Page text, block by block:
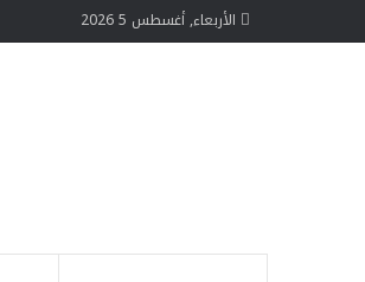
الأربعاء, أغسطس 5 2026